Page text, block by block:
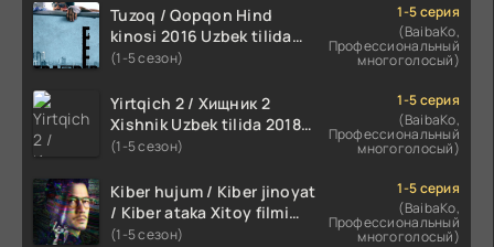
Tuzoq / Qopqon Hind
kinosi 2016 Uzbek tilida
tarjima film HD
(1-5 сезон)
1-5 серия
(BaibaKo,
Профессиональный
многоголосый)
Yirtqich 2 / Хищник 2
Xishnik Uzbek tilida 2018-
2024 O'zbekcha tarjima
(1-5 сезон)
1-5 серия
(BaibaKo,
Профессиональный
многоголосый)
Kiber hujum / Kiber jinoyat
/ Kiber ataka Xitoy filmi
Uzbek tilida O'zbekcha
(1-5 сезон)
1-5 серия
(BaibaKo,
Профессиональный
многоголосый)